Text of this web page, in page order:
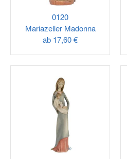
0120
Mariazeller Madonna
ab 17,60 €